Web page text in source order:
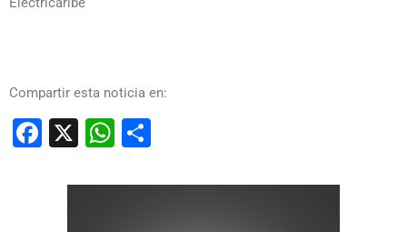
Compartir esta noticia en:
Facebook
X WhatsApp